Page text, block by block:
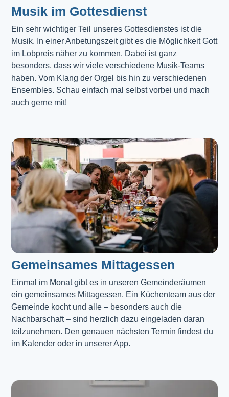
Musik im Gottesdienst​
Ein sehr wichtiger Teil unseres Gottesdienstes ist die
Musik. In einer Anbetungszeit gibt es die Möglichkeit Gott
im Lobpreis näher zu kommen. Dabei ist ganz
besonders, dass wir viele verschiedene Musik-Teams
haben. Vom Klang der Orgel bis hin zu verschiedenen
Ensembles. Schau einfach mal selbst vorbei und mach
auch gerne mit!
Gemeinsames Mittagessen
Einmal im Monat gibt es in unseren Gemeinderäumen
ein gemeinsames Mittagessen. Ein Küchenteam aus der
Gemeinde kocht und alle – besonders auch die
Nachbarschaft – sind herzlich dazu eingeladen daran
teilzunehmen. Den genauen nächsten Termin findest du
im Kalender oder in unserer App.